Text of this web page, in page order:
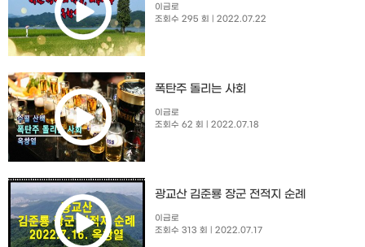
이금로
조회수 295 회
| 2022.07.22
폭탄주 돌리는 사회
이금로
조회수 62 회
| 2022.07.18
광교산 김준룡 장군 전적지 순례
이금로
조회수 313 회
| 2022.07.17